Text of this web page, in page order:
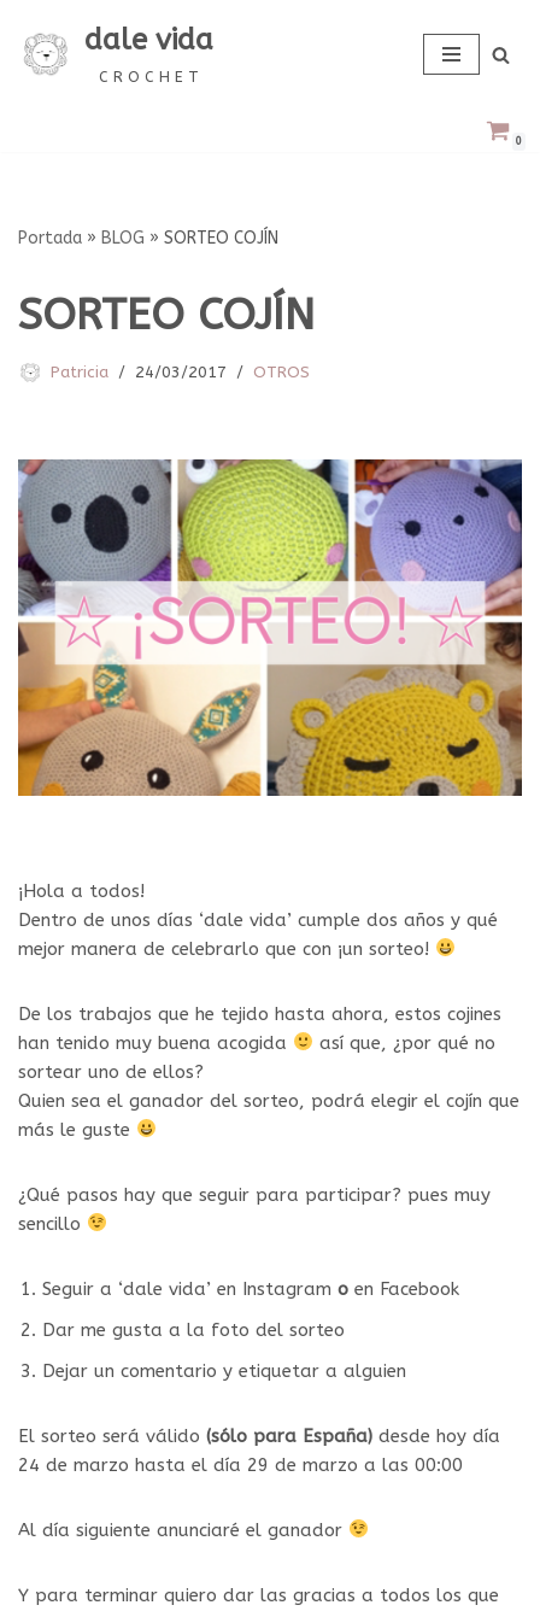
Saltar
dale vida
C R O C H E T
0
Portada » BLOG » SORTEO COJÍN
SORTEO COJÍN
Patricia 24/03/2017 OTROS
¡Hola a todos!
Dentro de unos días ‘dale vida’ cumple dos años y qué
mejor manera de celebrarlo que con ¡un sorteo!
De los trabajos que he tejido hasta ahora, estos cojines
han tenido muy buena acogida
así que, ¿por qué no
sortear uno de ellos?
Quien sea el ganador del sorteo, podrá elegir el cojín que
más le guste
¿Qué pasos hay que seguir para participar? pues muy
sencillo
Seguir a ‘dale vida’ en Instagram o en Facebook
Dar me gusta a la foto del sorteo
Dejar un comentario y etiquetar a alguien
El sorteo será válido (sólo para España) desde hoy día
24 de marzo hasta el día 29 de marzo a las 00:00
Al día siguiente anunciaré el ganador
Y para terminar quiero dar las gracias a todos los que